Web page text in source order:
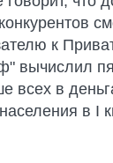
к
вычислил
всех в
в I